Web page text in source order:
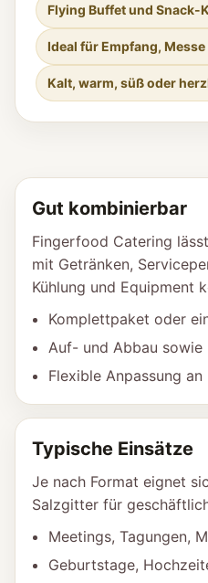
Flying Buffet und Snack-
Ideal für Empfang,
Kalt, warm, süß oder
Gut kombinierbar
Fingerfood Catering
mit Getränken,
Kühlung und Equipment
Komplettpaket oder
Auf- und Abbau sowie
Flexible Anpassung
Typische Einsätze
Je nach Format eignet
Salzgitter für
Meetings, Tagungen,
Geburtstage,